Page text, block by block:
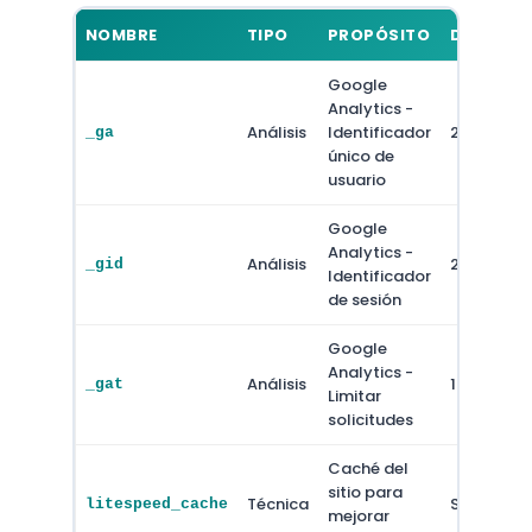
NOMBRE TIPO PROPÓSITO
_ga Análisis
Google
Analytics -
Identificador
único de
usuario
2 años
_gid Análisis
Google
Analytics -
Identificador
de sesión
24 horas
_gat Análisis
Google
Analytics -
Limitar
solicitudes
1 minuto
litespeed_cache Técnica
Caché del
sitio para
mejorar
Sesión